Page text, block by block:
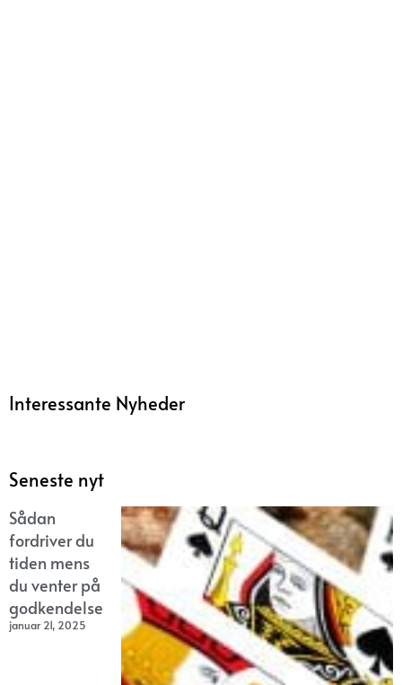
Interessante Nyheder
Seneste nyt
Sådan
fordriver du
tiden mens
du venter på
godkendelse
januar 21, 2025